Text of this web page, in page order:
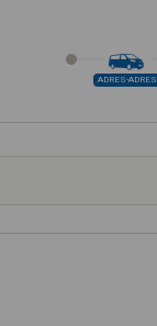
ADRES-ADRES